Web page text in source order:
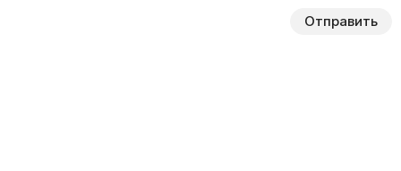
Отправить